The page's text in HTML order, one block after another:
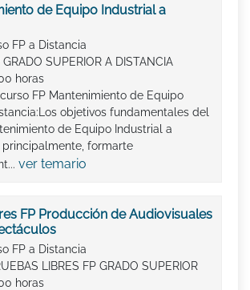
de Equipo Industrial a
FP a Distancia
GRADO SUPERIOR A DISTANCIA
horas
FP Mantenimiento de Equipo
objetivos fundamentales del
de Equipo Industrial a
principalmente, formarte
ver temario
FP Producción de Audiovisuales
FP a Distancia
LIBRES FP GRADO SUPERIOR
horas